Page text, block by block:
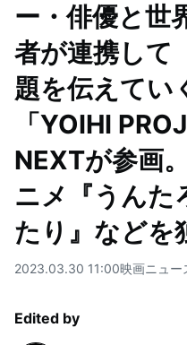
ー・俳優と世
者が連携して
題を伝えてい
「YOIHI
NEXTが参画
ニメ『うんた
たり』などを
2023.03.30 11:00映画ニュー
Edited by